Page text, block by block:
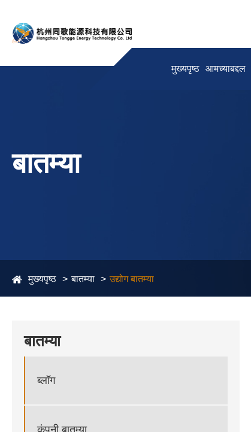
मुख्यपृष्ठ आमच्याबद्दल
बातम्या
मुख्यपृष्ठ बातम्या उद्योग बातम्या
बातम्या
ब्लॉग
कंपनी बातम्या